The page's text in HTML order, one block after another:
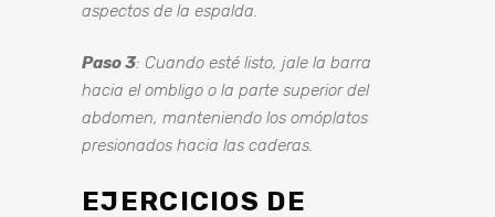
aspectos de la espalda.
Paso 3: Cuando esté listo, jale la barra
hacia el ombligo o la parte superior del
abdomen, manteniendo los omóplatos
presionados hacia las caderas.
EJERCICIOS DE